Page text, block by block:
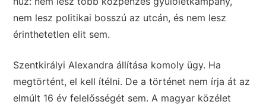
nem lesz politikai bosszú az utcán, és nem lesz
érinthetetlen elit sem.
Szentkirályi Alexandra állítása komoly ügy. Ha
megtörtént, el kell ítélni. De a történet nem írja át az
elmúlt 16 év felelősségét sem. A magyar közélet